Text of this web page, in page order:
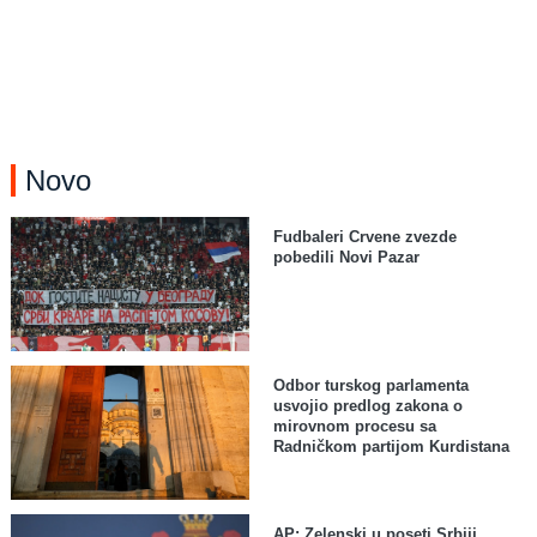
Novo
Fudbaleri Crvene zvezde
pobedili Novi Pazar
Odbor turskog parlamenta
usvojio predlog zakona o
mirovnom procesu sa
Radničkom partijom Kurdistana